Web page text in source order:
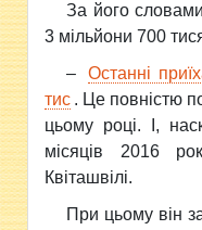
За його
3 мільйони 700
–
Останні
тис . Це повністю
цьому році. І,
місяців 2016
Квіташвілі.
При цьому він